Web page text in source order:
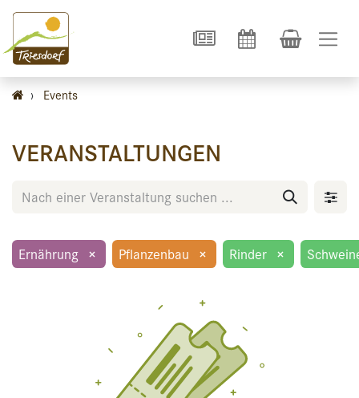
› Events
VERANSTALTUNGEN
Ernährung × Pflanzenbau × Rinder ×